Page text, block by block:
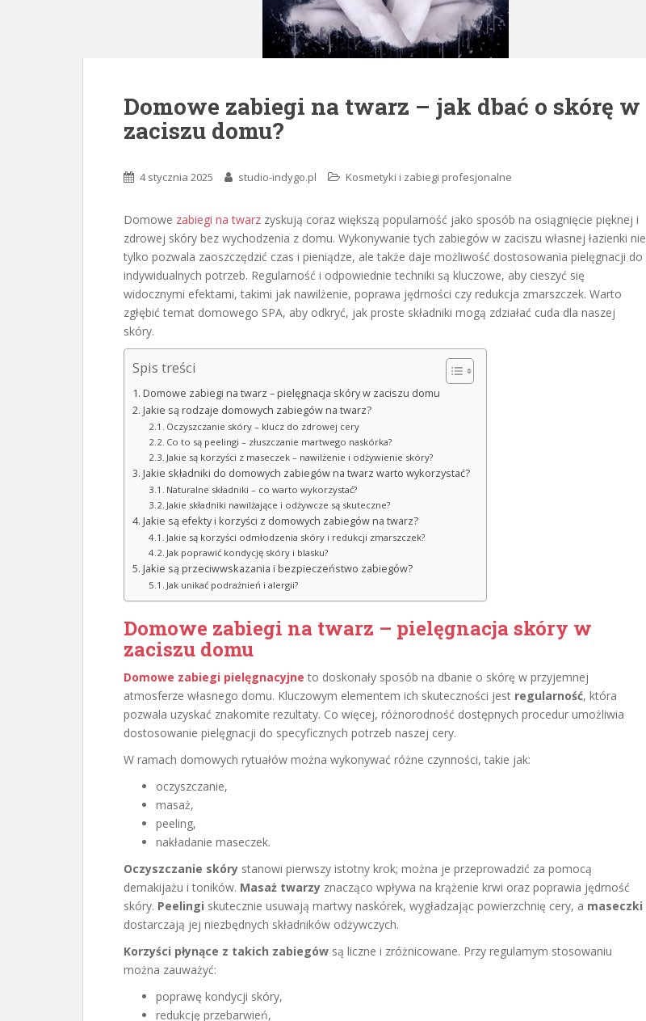
Domowe zabiegi na twarz – jak dbać o skórę w
zaciszu domu?
4 stycznia 2025 studio-indygo.pl Kosmetyki i zabiegi profesjonalne
Domowe zabiegi na twarz zyskują coraz większą popularność jako sposób na osiągnięcie pięknej i
zdrowej skóry bez wychodzenia z domu. Wykonywanie tych zabiegów w zaciszu własnej łazienki nie
tylko pozwala zaoszczędzić czas i pieniądze, ale także daje możliwość dostosowania pielęgnacji do
indywidualnych potrzeb. Regularność i odpowiednie techniki są kluczowe, aby cieszyć się
widocznymi efektami, takimi jak nawilżenie, poprawa jędrności czy redukcja zmarszczek. Warto
zgłębić temat domowego SPA, aby odkryć, jak proste składniki mogą zdziałać cuda dla naszej
skóry.
Spis treści
Domowe zabiegi na twarz – pielęgnacja skóry w zaciszu domu
Jakie są rodzaje domowych zabiegów na twarz?
Oczyszczanie skóry – klucz do zdrowej cery
Co to są peelingi – złuszczanie martwego naskórka?
Jakie są korzyści z maseczek – nawilżenie i odżywienie skóry?
Jakie składniki do domowych zabiegów na twarz warto wykorzystać?
Naturalne składniki – co warto wykorzystać?
Jakie składniki nawilżające i odżywcze są skuteczne?
Jakie są efekty i korzyści z domowych zabiegów na twarz?
Jakie są korzyści odmłodzenia skóry i redukcji zmarszczek?
Jak poprawić kondycję skóry i blasku?
Jakie są przeciwwskazania i bezpieczeństwo zabiegów?
Jak unikać podrażnień i alergii?
Domowe zabiegi na twarz – pielęgnacja skóry w
zaciszu domu
Domowe zabiegi pielęgnacyjne to doskonały sposób na dbanie o skórę w przyjemnej
atmosferze własnego domu. Kluczowym elementem ich skuteczności jest regularność, która
pozwala uzyskać znakomite rezultaty. Co więcej, różnorodność dostępnych procedur umożliwia
dostosowanie pielęgnacji do specyficznych potrzeb naszej cery.
W ramach domowych rytuałów można wykonywać różne czynności, takie jak:
oczyszczanie,
masaż,
peeling,
nakładanie maseczek.
Oczyszczanie skóry stanowi pierwszy istotny krok; można je przeprowadzić za pomocą
demakijażu i toników. Masaż twarzy znacząco wpływa na krążenie krwi oraz poprawia jędrność
skóry. Peelingi skutecznie usuwają martwy naskórek, wygładzając powierzchnię cery, a maseczki
dostarczają jej niezbędnych składników odżywczych.
Korzyści płynące z takich zabiegów są liczne i zróżnicowane. Przy regularnym stosowaniu
można zauważyć:
poprawę kondycji skóry,
redukcję przebarwień,